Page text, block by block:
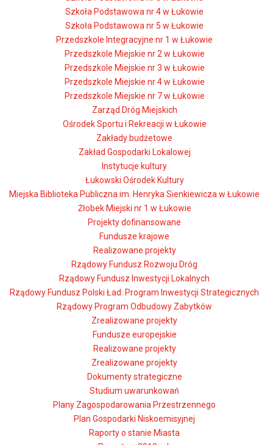
Szkoła Podstawowa nr 4 w Łukowie
Szkoła Podstawowa nr 5 w Łukowie
Przedszkole Integracyjne nr 1 w Łukowie
Przedszkole Miejskie nr 2 w Łukowie
Przedszkole Miejskie nr 3 w Łukowie
Przedszkole Miejskie nr 4 w Łukowie
Przedszkole Miejskie nr 7 w Łukowie
Zarząd Dróg Miejskich
Ośrodek Sportu i Rekreacji w Łukowie
Zakłady budżetowe
Zakład Gospodarki Lokalowej
Instytucje kultury
Łukowski Ośrodek Kultury
Miejska Biblioteka Publiczna im. Henryka Sienkiewicza w Łukowie
Żłobek Miejski nr 1 w Łukowie
Projekty dofinansowane
Fundusze krajowe
Realizowane projekty
Rządowy Fundusz Rozwoju Dróg
Rządowy Fundusz Inwestycji Lokalnych
Rządowy Fundusz Polski Ład: Program Inwestycji Strategicznych
Rządowy Program Odbudowy Zabytków
Zrealizowane projekty
Fundusze europejskie
Realizowane projekty
Zrealizowane projekty
Dokumenty strategiczne
Studium uwarunkowań
Plany Zagospodarowania Przestrzennego
Plan Gospodarki Niskoemisyjnej
Raporty o stanie Miasta